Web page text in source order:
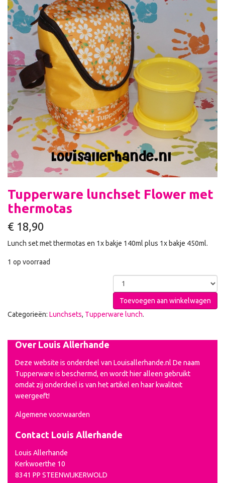
Tupperware lunchset Flower met
thermotas
€ 18,90
Lunch set met thermotas en 1x bakje 140ml plus 1x bakje 450ml.
1 op voorraad
Toevoegen aan winkelwagen
Categorieën: Lunchsets, Tupperware lunch.
Over Louis Allerhande
Deze website is onderdeel van Louisallerhande.nl De naam
Tupperware is beschermd, en wordt hier alleen gebruikt
omdat zij onderdeel is van het artikel en haar kwaliteit
weergeeft!
Algemene voorwaarden
Contact Louis Allerhande
Louis Allerhande
Kerkwoerthe 10
8341 PP STEENWIJKERWOLD